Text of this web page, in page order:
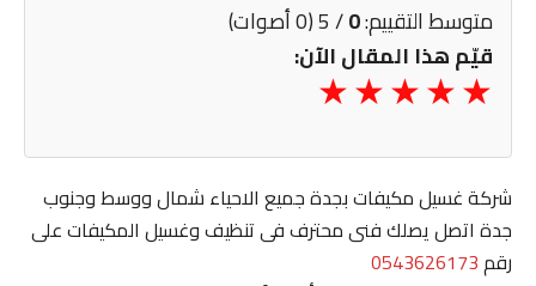
متوسط التقييم:0/ 5 (0 أصوات)
قيّم هذا المقال الآن:
شركة غسيل مكيفات بجدة جميع الاحياء شمال ووسط وجنوب
جدة اتصل يصلك فنى محترف فى تنظيف وغسيل المكيفات على
رقم0543626173